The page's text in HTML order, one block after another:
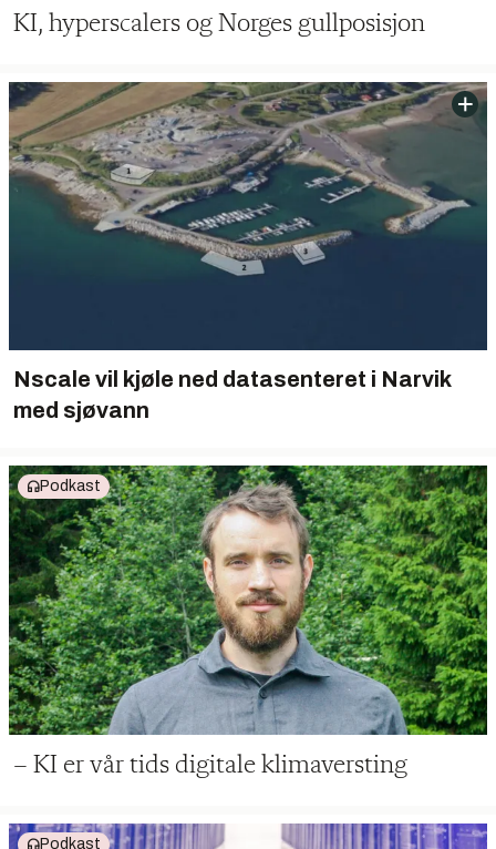
KI, hyperscalers og Norges gullposisjon
Nscale vil kjøle ned datasenteret i Narvik
med sjøvann
Podkast
– KI er vår tids digitale klimaversting
Podkast